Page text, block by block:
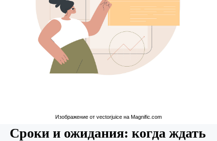
Изображение от vectorjuice на Magnific.com
Сроки и ожидания: когда ждать